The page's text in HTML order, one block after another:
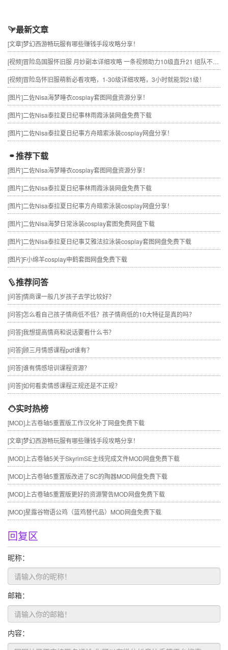
最新文章
[文章]梦幻西游畅玩服有哪些赚钱手段攻略分享！
[视频]冒险岛国服怀旧服 月妙副本详细攻略 一条视频助力10级直升21 组队不求人
[视频]冒险岛怀旧服萌新必看攻略，1-30级详细攻略，3小时就能到21级！
[图片]二佐Nisa海梦睡衣cosplay套图网盘资源分享！
[图片]二佐Nisa泰拉夏日纪事林雨霞泳装网盘免费下载
[图片]二佐Nisa泰拉夏日纪事方舟暗索泳装cosplay网盘分享！
推荐下载
[图片]二佐Nisa海梦睡衣cosplay套图网盘资源分享！
[图片]二佐Nisa泰拉夏日纪事林雨霞泳装网盘免费下载
[图片]二佐Nisa泰拉夏日纪事方舟暗索泳装cosplay网盘分享！
[图片]二佐Nisa海梦日常泳装cosplay套图免费网盘下载
[图片]二佐Nisa泰拉夏日纪事艾雅法拉泳装cosplay套图网盘免费下载
[图片]F小绵羊cosplay申鹤套图网盘免费下载
推荐问答
[问答]情商课一般几岁孩子去学比较好？
[问答]怎么看自己孩子情商低不低？孩子情商低的10大特征是真的吗？
[问答]我想提高情商和说话要看什么书？
[问答]顾三月情感课程pdf谁有？
[问答]谁有情感培训课程资源？
[问答]如何看卖情感课程正规还是不正规？
实时热榜
[MOD] 上古卷轴5重置版工作汉化补丁网盘免费下载
[文章]梦幻西游畅玩服有哪些赚钱手段攻略分享！
[MOD] 上古卷轴5关于SkyrimSE主线完成文件MOD网盘免费下载
[MOD] 上古卷轴5重置版改进了SC的陶器MOD网盘免费下载
[MOD] 上古卷轴5重置版更好的资源警告MOD网盘免费下载
[MOD]星露谷物语公鸡（蓝鸡替代品）MOD网盘免费下载
回复区
昵称：
邮箱：
内容：